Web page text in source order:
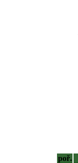
poř.